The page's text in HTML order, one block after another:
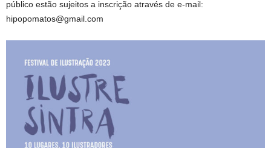
público estão sujeitos a inscrição através de e-mail:
hipopomatos@gmail.com